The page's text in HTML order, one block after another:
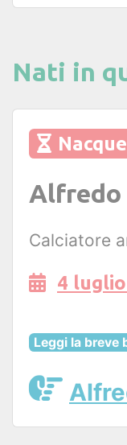
Nati in
Alfredo
Calciatore
4
Leggi la breve